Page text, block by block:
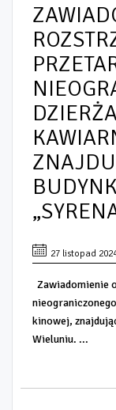
27 listopad
Zawiadomienie
kinowej,
Wieluniu. ...